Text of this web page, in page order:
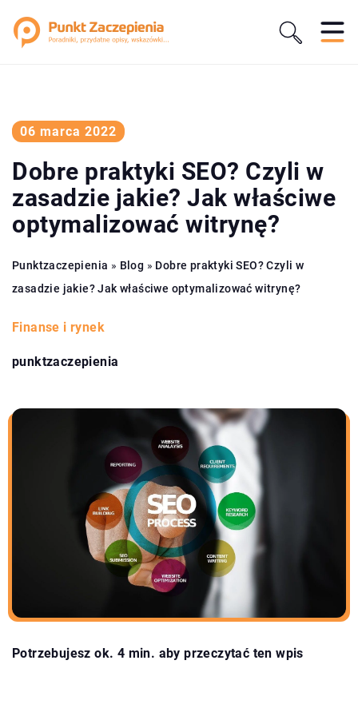
06 marca 2022
Dobre praktyki SEO? Czyli w
zasadzie jakie? Jak właściwe
optymalizować witrynę?
Punktzaczepienia » Blog » Dobre praktyki SEO? Czyli w
zasadzie jakie? Jak właściwe optymalizować witrynę?
Finanse i rynek
punktzaczepienia
Potrzebujesz ok. 4 min. aby przeczytać ten wpis